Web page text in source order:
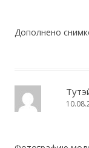
Дополнено